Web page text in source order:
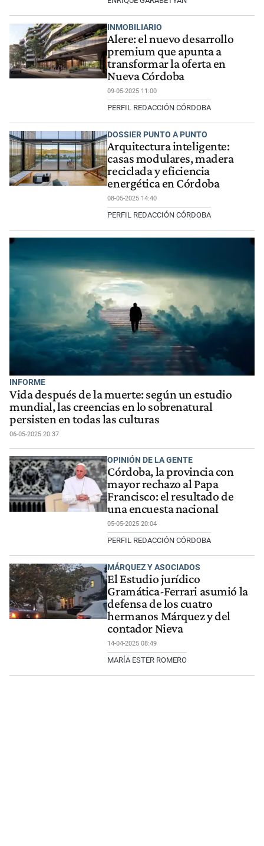
INMOBILIARIO
Alere: el nuevo desarrollo
premium que apunta a
transformar la oferta en
Nueva Córdoba
09-05-2025 11:00
PERFIL REDACCIÓN CÓRDOBA
DOSSIER PUNTO A PUNTO
Arquitectura inteligente:
casas modulares, madera
reciclada y eficiencia
energética en Córdoba
08-05-2025 14:40
PERFIL REDACCIÓN CÓRDOBA
INFORME
Vida después de la muerte: según un estudio
mundial, las creencias en lo sobrenatural
persisten en todas las culturas
06-05-2025 20:37
OPINIÓN DE LA GENTE
Córdoba, la provincia con
mayor rechazo al Papa
Francisco: el resultado de
una encuesta nacional
05-05-2025 20:04
PERFIL REDACCIÓN CÓRDOBA
MÁRQUEZ Y ASOCIADOS
El Estudio jurídico
Gramática-Ferrari asumió la
defensa de los cuatro
hermanos Márquez y del
contador Nieva
14-04-2025 08:49
MARÍA ESTER ROMERO